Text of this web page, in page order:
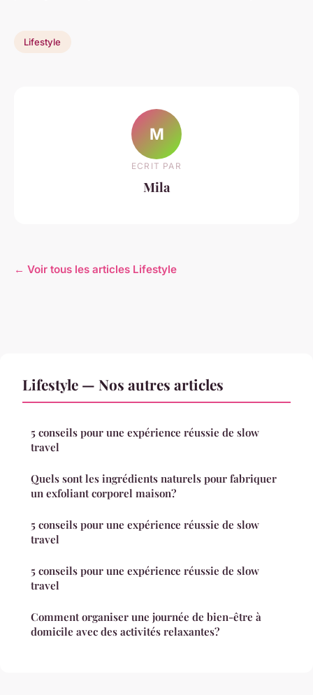
Lifestyle
M
ECRIT PAR
Mila
← Voir tous les articles Lifestyle
Lifestyle — Nos autres articles
5 conseils pour une expérience réussie de slow
travel
Quels sont les ingrédients naturels pour fabriquer
un exfoliant corporel maison?
5 conseils pour une expérience réussie de slow
travel
5 conseils pour une expérience réussie de slow
travel
Comment organiser une journée de bien-être à
domicile avec des activités relaxantes?